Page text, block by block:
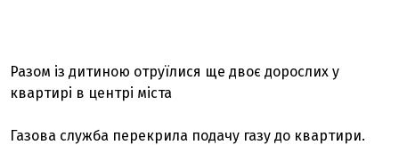
Разом із дитиною отруїлися ще двоє дорослих у
квартирі в центрі міста
Газова служба перекрила подачу газу до квартири.